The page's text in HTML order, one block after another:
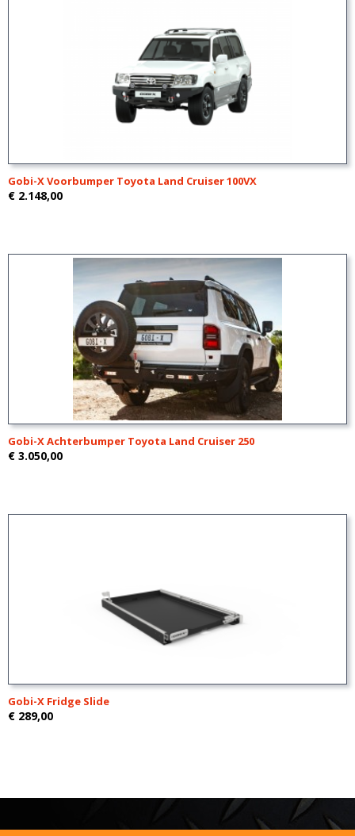
Gobi-X Voorbumper Toyota Land Cruiser 100VX
€ 2.148,00
Gobi-X Achterbumper Toyota Land Cruiser 250
€ 3.050,00
Gobi-X Fridge Slide
€ 289,00